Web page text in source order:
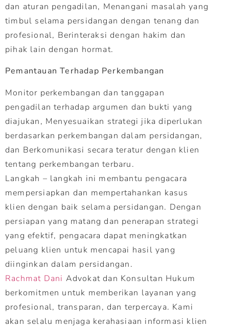
dan aturan pengadilan, Menangani masalah yang
timbul selama persidangan dengan tenang dan
profesional, Berinteraksi dengan hakim dan
pihak lain dengan hormat.
Pemantauan Terhadap Perkembangan
Monitor perkembangan dan tanggapan
pengadilan terhadap argumen dan bukti yang
diajukan, Menyesuaikan strategi jika diperlukan
berdasarkan perkembangan dalam persidangan,
dan Berkomunikasi secara teratur dengan klien
tentang perkembangan terbaru.
Langkah – langkah ini membantu pengacara
mempersiapkan dan mempertahankan kasus
klien dengan baik selama persidangan. Dengan
persiapan yang matang dan penerapan strategi
yang efektif, pengacara dapat meningkatkan
peluang klien untuk mencapai hasil yang
diinginkan dalam persidangan.
Rachmat Dani Advokat dan Konsultan Hukum
berkomitmen untuk memberikan layanan yang
profesional, transparan, dan terpercaya. Kami
akan selalu menjaga kerahasiaan informasi klien